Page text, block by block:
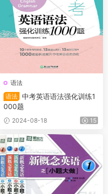
语法
语法 中考英语语法强化训练1
000题
2024-08-18 15